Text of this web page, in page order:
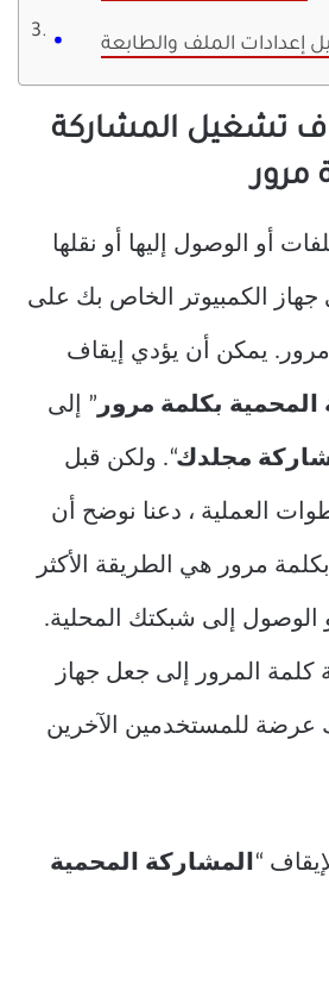
-1 إيقاف تشغيل المشاركة
مرور
أو الوصول إليها أو نقلها
جهاز الكمبيوتر الخاص بك على
يمكن أن يؤدي إيقاف
المحمية بكلمة مرور ” إلى
مجلدك“. ولكن قبل
العملية ، دعنا نوضح أن
مرور هي الطريقة الأكثر
الوصول إلى شبكتك المحلية.
كلمة المرور إلى جعل جهاز
عرضة للمستخدمين الآخرين
“المشاركة المحمية